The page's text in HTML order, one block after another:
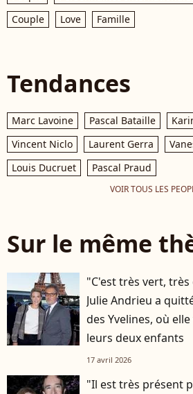
Couple
Love Famille
Tendances
Marc Lavoine Pascal Bataille
Vincent Niclo
Laurent Gerra
Louis Ducruet
Pascal Praud
VOIR TOUS LES
Sur le même
"C'est très vert,
Julie Andrieu a
des Yvelines, où
leurs deux enfants
17 avril 2026
"Il est très présent